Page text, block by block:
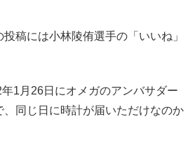
稿には小林陵侑選手の「いいね」
1月26日にオメガのアンバサダー
、同じ日に時計が届いただけなのか